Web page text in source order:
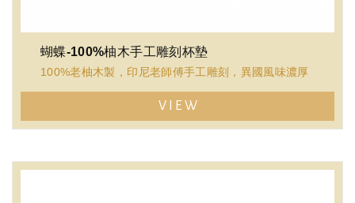
蝴蝶-100%柚木手工雕刻杯墊
100%老柚木製，印尼老師傅手工雕刻，異國風味濃厚
VIEW